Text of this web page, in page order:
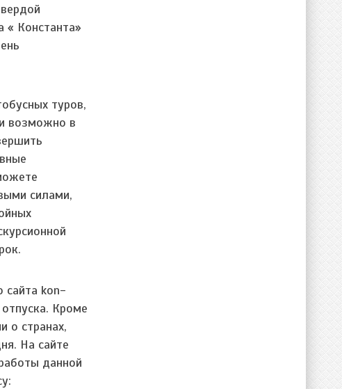
« Константа»
туров,
возможно в
силами,
сайта kon-
Кроме
о странах,
На сайте
данной